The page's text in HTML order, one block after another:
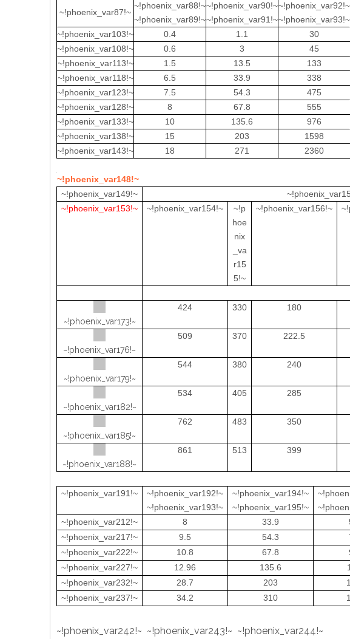
~!phoenix_var87!~
~!phoenix_var88!~
~!phoenix_var89!~
~!phoenix_var90!~
~!phoenix_var91!~
~!phoenix_var92!~
~!phoenix_var93!~
~!phoenix_var103!~
0.4 1.1 30
~!phoenix_var108!~
0.6 3 45
~!phoenix_var113!~
1.5 13.5 133
~!phoenix_var118!~
6.5 33.9 338
~!phoenix_var123!~
7.5 54.3 475
~!phoenix_var128!~
8 67.8 555
~!phoenix_var133!~
10 135.6 976
~!phoenix_var138!~
15 203 1598
~!phoenix_var143!~
18 271 2360
~!phoenix_var148!~
~!phoenix_var149!~
~!phoenix_var153!~
~!phoenix_var154!~
~!p
hoe
nix
_va
r15
5!~
~!phoenix_var156!~
~!phoenix_var173!~
424 330 180
~!phoenix_var176!~
509 370 222.5
~!phoenix_var179!~
544 380 240
~!phoenix_var182!~
534 405 285
~!phoenix_var185!~
762 483 350
~!phoenix_var188!~
861 513 399
~!phoenix_var191!~
~!phoenix_var192!~
~!phoenix_var193!~
~!phoenix_var194!~
~!phoenix_var195!~
~!phoenix_var212!~ 8 33.9
~!phoenix_var217!~
9.5 54.3
~!phoenix_var222!~
10.8 67.8
~!phoenix_var227!~
12.96 135.6
~!phoenix_var232!~
28.7 203
~!phoenix_var237!~
34.2 310
~!phoenix_var242!~ ~!phoenix_var243!~ ~!phoenix_var244!~